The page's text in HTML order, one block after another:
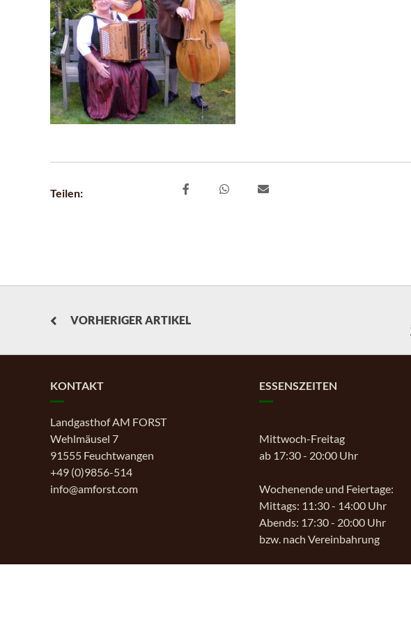
Teilen:
VORHERIGER ARTIKEL
KONTAKT
Landgasthof AM FORST
Wehlmäusel 7
91555 Feuchtwangen
+49 (0)9856-514
info@amforst.com
ESSENSZEITEN
Mittwoch-Freitag
ab 17:30 - 20:00 Uhr
Wochenende und Feiertage:
Mittags: 11:30 - 14:00 Uhr
Abends: 17:30 - 20:00 Uhr
bzw. nach Vereinbahrung